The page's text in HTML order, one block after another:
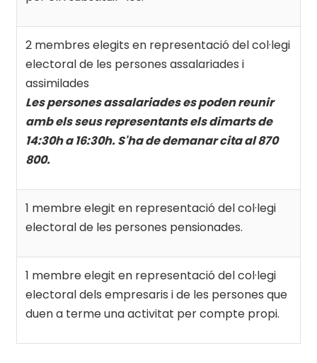
2 membres elegits en representació del col·legi
electoral de les persones assalariades i
assimilades
Les persones assalariades es poden reunir
amb els seus representants els dimarts de
14:30h a 16:30h. S'ha de demanar cita al 870
800.
1 membre elegit en representació del col·legi
electoral de les persones pensionades.
1 membre elegit en representació del col·legi
electoral dels empresaris i de les persones que
duen a terme una activitat per compte propi.